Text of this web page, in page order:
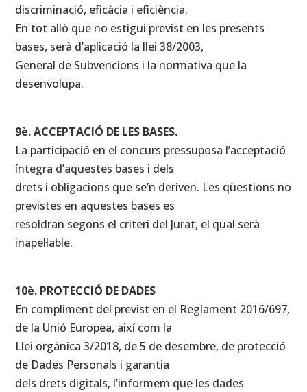
discriminació, eficàcia i eficiència.
En tot allò que no estigui previst en les presents
bases, serà d’aplicació la llei 38/2003,
General de Subvencions i la normativa que la
desenvolupa.
9è. ACCEPTACIÓ DE LES BASES.
La participació en el concurs pressuposa l’acceptació
íntegra d’aquestes bases i dels
drets i obligacions que se’n deriven. Les qüestions no
previstes en aquestes bases es
resoldran segons el criteri del Jurat, el qual serà
inapel·lable.
10è. PROTECCIÓ DE DADES
En compliment del previst en el Reglament 2016/697,
de la Unió Europea, així com la
Llei orgànica 3/2018, de 5 de desembre, de protecció
de Dades Personals i garantia
dels drets digitals, l’informem que les dades